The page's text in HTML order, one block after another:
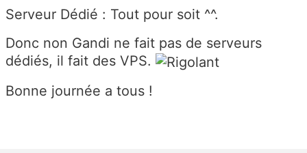
Serveur Dédié : Tout pour soit ^^.
Donc non Gandi ne fait pas de serveurs
dédiés, il fait des VPS.
Bonne journée a tous !